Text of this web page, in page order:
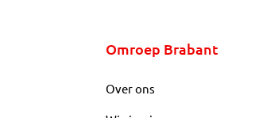
Omroep Brabant
Over ons